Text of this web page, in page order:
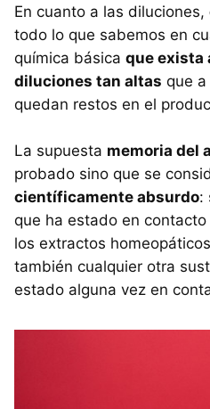
En cuanto a las diluciones,
todo lo que sabemos en
química básica que exista
diluciones tan altas que
quedan restos en el
La supuesta memoria del
probado sino que se
científicamente absurdo:
que ha estado en
los extractos
también cualquier otra
estado alguna vez en